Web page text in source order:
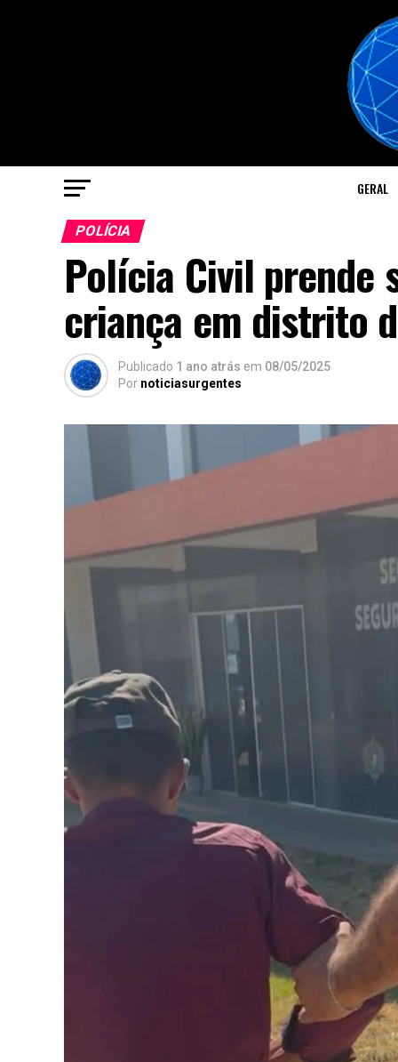
GERAL
POLÍCIA
Polícia Civil prende
criança em distrito
Publicado 1 ano atrás em 08/05/2025
Por noticiasurgentes